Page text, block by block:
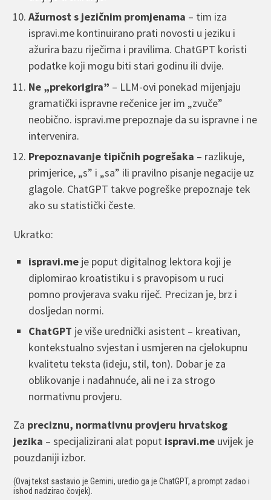
Ažurnost s jezičnim promjenama – tim iza
ispravi.me kontinuirano prati novosti u jeziku i
ažurira bazu riječima i pravilima. ChatGPT koristi
podatke koji mogu biti stari godinu ili dvije.
Ne „prekorigira” – LLM-ovi ponekad mijenjaju
gramatički ispravne rečenice jer im „zvuče”
neobično. ispravi.me prepoznaje da su ispravne i ne
intervenira.
Prepoznavanje tipičnih pogrešaka – razlikuje,
primjerice, „s” i „sa” ili pravilno pisanje negacije uz
glagole. ChatGPT takve pogreške prepoznaje tek
ako su statistički česte.
Ukratko:
ispravi.me je poput digitalnog lektora koji je
diplomirao kroatistiku i s pravopisom u ruci
pomno provjerava svaku riječ. Precizan je, brz i
dosljedan normi.
ChatGPT je više urednički asistent – kreativan,
kontekstualno svjestan i usmjeren na cjelokupnu
kvalitetu teksta (ideju, stil, ton). Dobar je za
oblikovanje i nadahnuće, ali ne i za strogo
normativnu provjeru.
Za preciznu, normativnu provjeru hrvatskog
jezika – specijalizirani alat poput ispravi.me uvijek je
pouzdaniji izbor.
(Ovaj tekst sastavio je Gemini, uredio ga je ChatGPT, a prompt zadao i
ishod nadzirao čovjek).